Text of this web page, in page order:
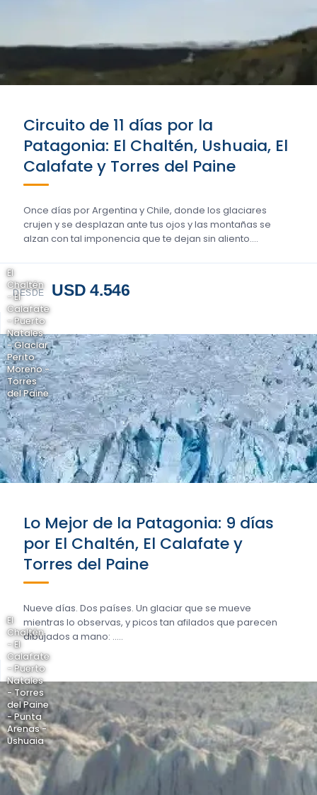
Circuito de 11 días por la
Patagonia: El Chaltén, Ushuaia, El
Calafate y Torres del Paine
Once días por Argentina y Chile, donde los glaciares
crujen y se desplazan ante tus ojos y las montañas se
alzan con tal imponencia que te dejan sin aliento….
DESDE USD 4.546
El
Chaltén
- El
Calafate
- Puerto
Natales
- Glaciar
Perito
Moreno -
Torres
del Paine
Lo Mejor de la Patagonia: 9 días
por El Chaltén, El Calafate y
Torres del Paine
Nueve días. Dos países. Un glaciar que se mueve
mientras lo observas, y picos tan afilados que parecen
dibujados a mano: .....
El
Chaltén
- El
Calafate
- Puerto
Natales
- Torres
del Paine
- Punta
Arenas -
Ushuaia